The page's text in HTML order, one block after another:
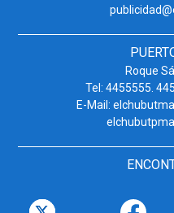
Roque
Tel: 4455555.
E-Mail: